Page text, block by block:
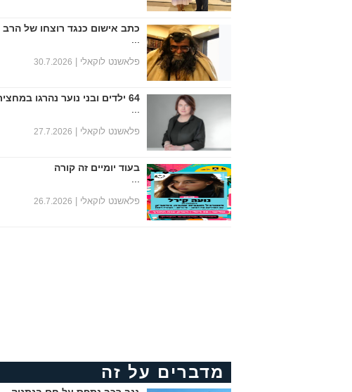
כתב אישום כנגד רוצחו של
פלאשנט לוקאלי | 30.7.2026
64 ילדים ובני נוער נהרגו במחצית הראשונה של שנת 2026
פלאשנט לוקאלי | 27.7.2026
בעוד יומיים זה קורה
פלאשנט לוקאלי | 26.7.2026
מדברים על זה